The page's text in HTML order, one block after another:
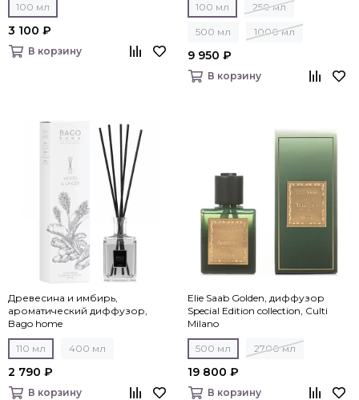
100 мл
3 100 ₽
В корзину
100 мл 250 мл
500 мл 1000 мл
9 950 ₽
В корзину
Древесина и имбирь,
ароматический диффузор,
Bago home
110 мл 400 мл
2 790 ₽
В корзину
Elie Saab Golden, диффузор
Special Edition collection, Culti
Milano
500 мл 2700 мл
19 800 ₽
В корзину